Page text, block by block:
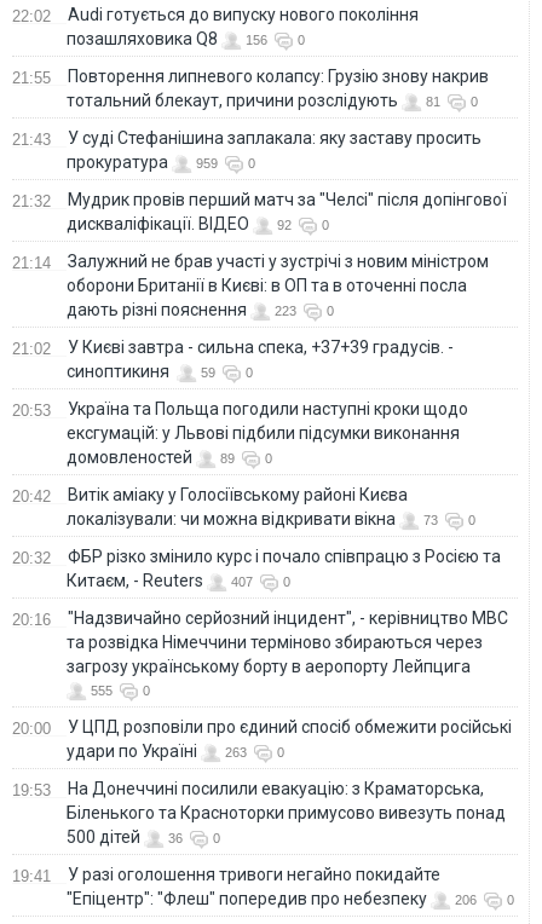
22:02
Audi готується до випуску нового покоління
позашляховика Q8
156 0
21:55
Повторення липневого колапсу: Грузію знову накрив
тотальний блекаут, причини розслідують
81 0
21:43
У суді Стефанішина заплакала: яку заставу просить
прокуратура
959 0
21:32
Мудрик провів перший матч за "Челсі" після допінгової
дискваліфікації. ВІДЕО
92 0
21:14
Залужний не брав участі у зустрічі з новим міністром
оборони Британії в Києві: в ОП та в оточенні посла
дають різні пояснення
223 0
21:02
У Києві завтра - сильна спека, +37+39 градусів. -
синоптикиня
59 0
20:53
Україна та Польща погодили наступні кроки щодо
ексгумацій: у Львові підбили підсумки виконання
домовленостей
89 0
20:42
Витік аміаку у Голосіївському районі Києва
локалізували: чи можна відкривати вікна
73 0
20:32
ФБР різко змінило курс і почало співпрацю з Росією та
Китаєм, - Reuters
407 0
20:16
"Надзвичайно серйозний інцидент", - керівництво МВС
та розвідка Німеччини терміново збираються через
загрозу українському борту в аеропорту Лейпцига
555 0
20:00
У ЦПД розповіли про єдиний спосіб обмежити російські
удари по Україні
263 0
19:53
На Донеччині посилили евакуацію: з Краматорська,
Біленького та Красноторки примусово вивезуть понад
500 дітей
36 0
19:41
У разі оголошення тривоги негайно покидайте
"Епіцентр": "Флеш" попередив про небезпеку
206 0